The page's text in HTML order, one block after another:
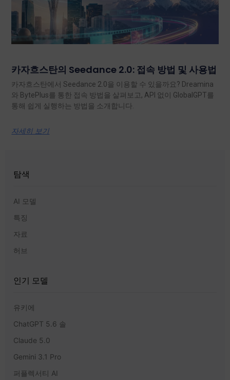
카자흐스탄의 Seedance 2.0: 접속 방법 및 사용법
카자흐스탄에서 Seedance 2.0을 이용할 수 있을까요? Dreamina
와 BytePlus를 통한 접속 방법을 살펴보고, API 없이 GlobalGPT를
통해 쉽게 실행하는 방법을 소개합니다.
자세히 보기
탐색
AI 모델
특징
자료
허브
인기 모델
유키에
ChatGPT 5.6 솔
Claude 5.0
Gemini 3.1 Pro
퍼플렉서티 AI